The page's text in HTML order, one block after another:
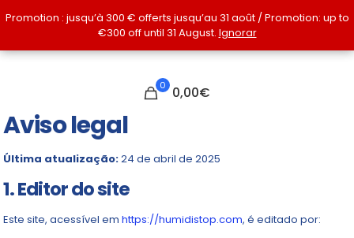
0 0,00€
Aviso legal
Última atualização:24 de abril de 2025
1. Editor do site
Este site, acessível emhttps://humidistop.com, é editado por:
Promotion : jusqu’à 300 € offerts jusqu’au 31 août / Promotion: up to
€300 off until 31 August. Ignorar
Promotion : jusqu’à 300 € offerts jusqu’au 31 août / Promotion: up to
€300 off until 31 August. Ignorar